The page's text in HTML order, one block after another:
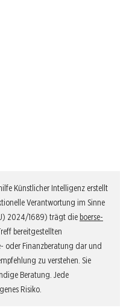
Künstlicher Intelligenz erstellt
Verantwortung im Sinne
2024/1689) trägt die boerse-
bereitgestellten
oder Finanzberatung dar und
zu verstehen. Sie
Beratung. Jede
Risiko.